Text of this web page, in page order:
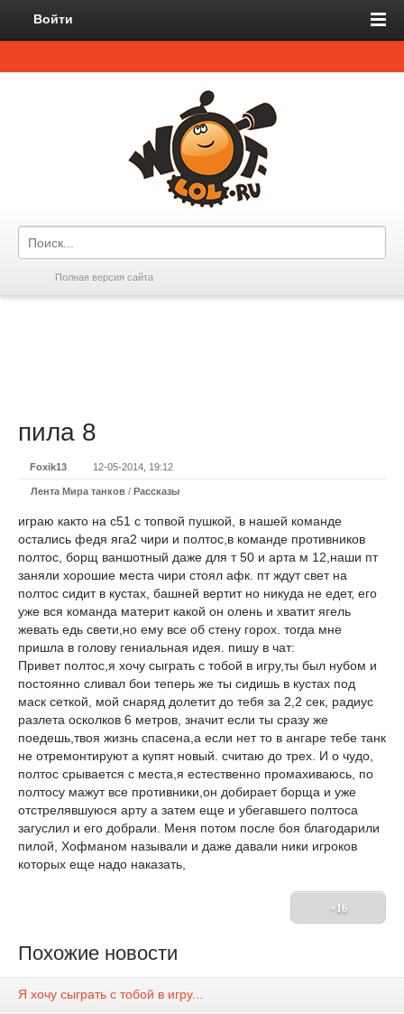
Войти
Полная версия сайта
пила 8
Foxik13 12-05-2014, 19:12
Лента Мира танков / Рассказы
играю както на с51 с топвой пушкой, в нашей команде
остались федя яга2 чири и полтос,в команде противников
полтос, борщ ваншотный даже для т 50 и арта м 12,наши пт
заняли хорошие места чири стоял афк. пт ждут свет на
полтос сидит в кустах, башней вертит но никуда не едет, его
уже вся команда материт какой он олень и хватит ягель
жевать едь свети,но ему все об стену горох. тогда мне
пришла в голову гениальная идея. пишу в чат:
Привет полтос,я хочу сыграть с тобой в игру,ты был нубом и
постоянно сливал бои теперь же ты сидишь в кустах под
маск сеткой, мой снаряд долетит до тебя за 2,2 сек, радиус
разлета осколков 6 метров, значит если ты сразу же
поедешь,твоя жизнь спасена,а если нет то в ангаре тебе танк
не отремонтируют а купят новый. считаю до трех. И о чудо,
полтос срывается с места,я естественно промахиваюсь, по
полтосу мажут все противники,он добирает борща и уже
отстрелявшуюся арту а затем еще и убегавшего полтоса
загуслил и его добрали. Меня потом после боя благодарили
пилой, Хофманом называли и даже давали ники игроков
которых еще надо наказать,
+16
Похожие новости
Я хочу сыграть с тобой в игру...